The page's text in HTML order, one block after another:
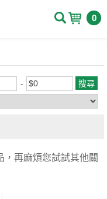
0
，再麻煩您試試其他關